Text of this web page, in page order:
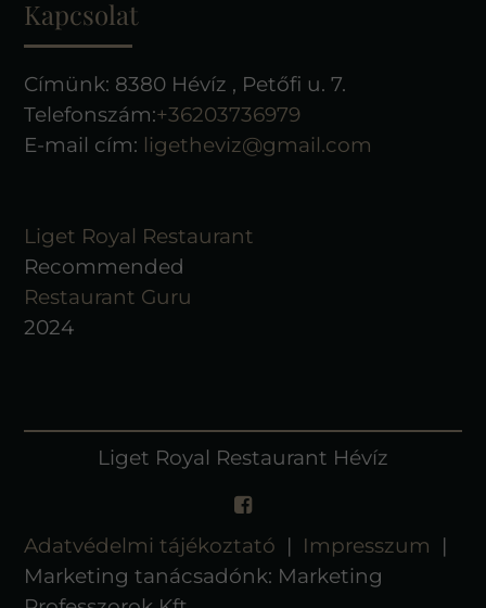
Kapcsolat
Címünk: 8380 Hévíz , Petőfi u. 7.
Telefonszám:+36203736979
E-mail cím: ligetheviz@gmail.com
Liget Royal Restaurant
Recommended
Restaurant Guru
2024
Liget Royal Restaurant Hévíz
Adatvédelmi tájékoztató | Impresszum
|
Marketing tanácsadónk: Marketing